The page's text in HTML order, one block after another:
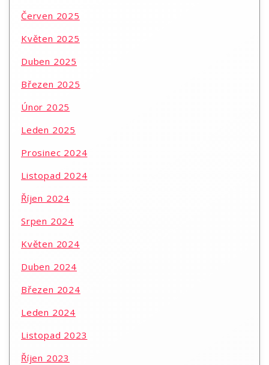
Červen 2025
Květen 2025
Duben 2025
Březen 2025
Únor 2025
Leden 2025
Prosinec 2024
Listopad 2024
Říjen 2024
Srpen 2024
Květen 2024
Duben 2024
Březen 2024
Leden 2024
Listopad 2023
Říjen 2023